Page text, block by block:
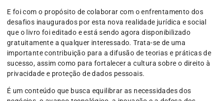
E foi com o propósito de colaborar com o enfrentamento dos
desafios inaugurados por esta nova realidade jurídica e social
que o livro foi editado e está sendo agora disponibilizado
gratuitamente a qualquer interessado. Trata-se de uma
importante contribuição para a difusão de teorias e práticas de
sucesso, assim como para fortalecer a cultura sobre o direito à
privacidade e proteção de dados pessoais.
É um conteúdo que busca equilibrar as necessidades dos